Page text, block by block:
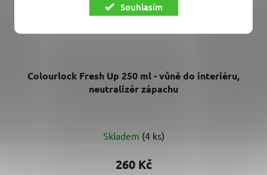
Souhlasím
Colourlock Fresh Up 250 ml - vůně do interiéru,
neutralizér zápachu
Skladem (4 ks)
260 Kč